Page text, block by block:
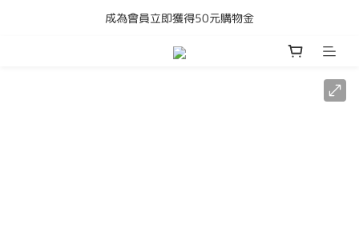
購買任何產品即享全港免運費
成為會員立即獲得50元購物金
購買任何產品即享全港免運費